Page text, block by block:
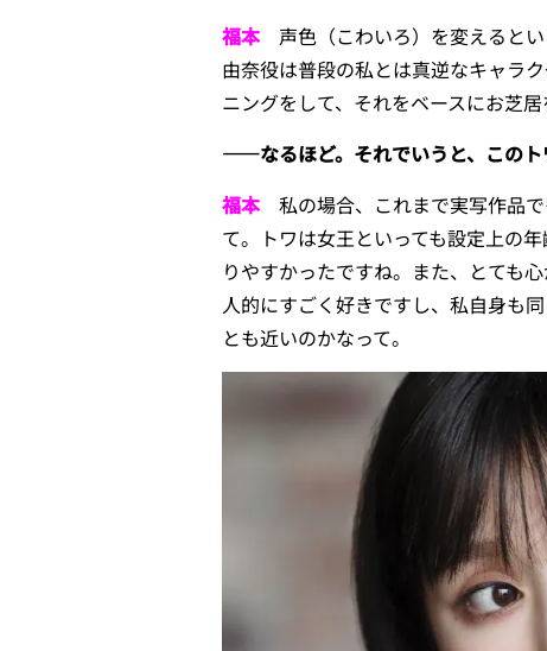
福本声色（こわいろ）を変えるとい
由奈役は普段の私とは真逆なキャラ
ニングをして、それをベースにお芝居
――なるほど。それでいうと、このト
福本私の場合、これまで実写作品で
て。トワは女王といっても設定上の
りやすかったですね。また、とても
人的にすごく好きですし、私自身も
とも近いのかなって。